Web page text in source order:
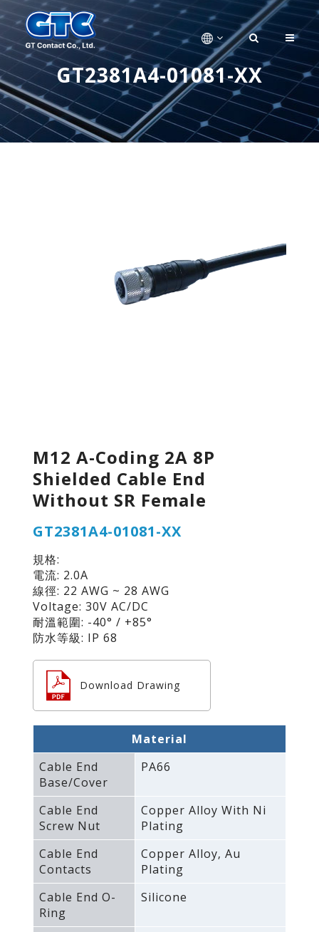
GT2381A4-01081-XX
M12 A-Coding 2A 8P
Shielded Cable End
Without SR Female
GT2381A4-01081-XX
規格:
電流: 2.0A
線徑: 22 AWG ~ 28 AWG
Voltage: 30V AC/DC
耐溫範圍: -40° / +85°
防水等級: IP 68
Download Drawing
Material
Cable End
Base/Cover
PA66
Cable End
Screw Nut
Copper Alloy With Ni
Plating
Cable End
Contacts
Copper Alloy‚ Au
Plating
Cable End O-
Ring
Silicone